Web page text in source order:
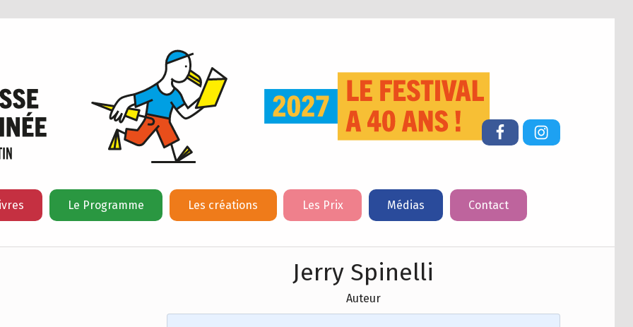
Le Programme Les créations Les Prix Médias Contact
FacebookInstagram
Jerry Spinelli
Auteur